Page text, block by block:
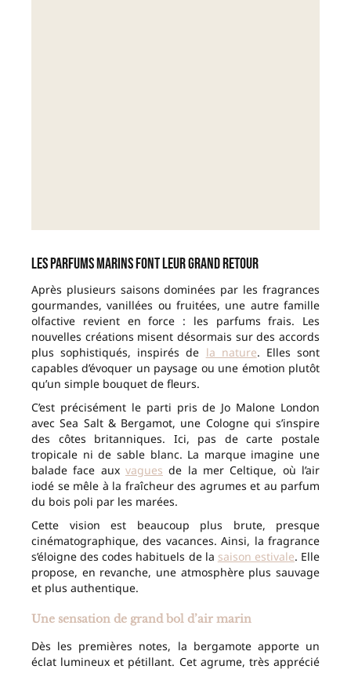
Les parfums marins font leur grand retour
Après plusieurs saisons dominées par les fragrances
gourmandes, vanillées ou fruitées, une autre famille
olfactive revient en force : les parfums frais. Les
nouvelles créations misent désormais sur des accords
plus sophistiqués, inspirés de la nature. Elles sont
capables d’évoquer un paysage ou une émotion plutôt
qu’un simple bouquet de fleurs.
C’est précisément le parti pris de Jo Malone London
avec Sea Salt & Bergamot, une Cologne qui s’inspire
des côtes britanniques. Ici, pas de carte postale
tropicale ni de sable blanc. La marque imagine une
balade face aux vagues de la mer Celtique, où l’air
iodé se mêle à la fraîcheur des agrumes et au parfum
du bois poli par les marées.
Cette vision est beaucoup plus brute, presque
cinématographique, des vacances. Ainsi, la fragrance
s’éloigne des codes habituels de la saison estivale. Elle
propose, en revanche, une atmosphère plus sauvage
et plus authentique.
Une sensation de grand bol d’air marin
Dès les premières notes, la bergamote apporte un
éclat lumineux et pétillant. Cet agrume, très apprécié